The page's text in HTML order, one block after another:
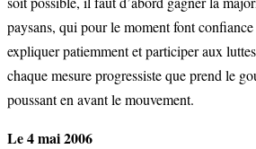
paysans, qui pour le moment font
expliquer patiemment et participer aux
chaque mesure progressiste que prend le
poussant en avant le mouvement.
Le 4 mai 2006